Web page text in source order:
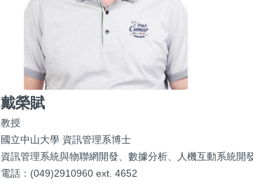
戴榮賦
教授
國立中山大學 資訊管理系博士
資訊管理系統與物聯網開發、數據分析、人機互動系統開
電話：(049)2910960 ext. 4652